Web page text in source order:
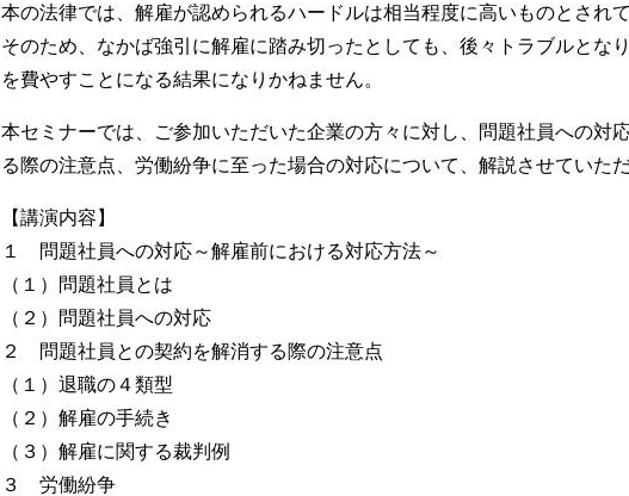
本の法律では、解雇が認められるハードルは相当程度に高いものとされて
そのため、なかば強引に解雇に踏み切ったとしても、後々トラブルとな
を費やすことになる結果になりかねません。
本セミナーでは、ご参加いただいた企業の方々に対し、問題社員への対
る際の注意点、労働紛争に至った場合の対応について、解説させていただ
【講演内容】
１ 問題社員への対応～解雇前における対応方法～
（１）問題社員とは
（２）問題社員への対応
２ 問題社員との契約を解消する際の注意点
（１）退職の４類型
（２）解雇の手続き
（３）解雇に関する裁判例
３ 労働紛争